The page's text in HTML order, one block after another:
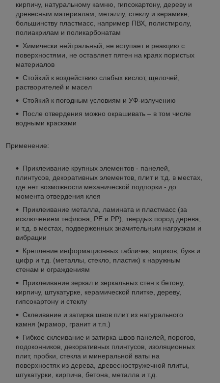
кирпичу, натуральному камню, гипсокартону, дереву и
древесным материалам, металлу, стеклу и керамике,
большинству пластмасс, например ПВХ, полистиролу,
полиакрилам и поликарбонатам
Химически нейтральный, не вступает в реакцию с
поверхностями, не оставляет пятен на краях пористых
материалов
Стойкий к воздействию слабых кислот, щелочей,
растворителей и масел
Стойкий к погодным условиям и УФ-излучению
После отвердения можно окрашивать – в том числе
водными красками
Применение:
Приклеивание крупных элементов - панелей,
плинтусов, декоративных элементов, плит и т.д. в местах,
где нет возможности механической подпорки - до
момента отвердения клея
Приклеивание металла, ламината и пластмасс (за
исключением тефлона, PE и PP), твердых пород дерева,
и т.д. в местах, подверженных значительным нагрузкам и
вибрации
Крепление информационных табличек, ящиков, букв и
цифр и т.д. (металлы, стекло, пластик) к наружным
стенам и ограждениям
Приклеивание зеркал и зеркальных стен к бетону,
кирпичу, штукатурке, керамической плитке, дереву,
гипсокартону и стеклу
Склеивание и затирка швов плит из натурального
камня (мрамор, гранит и т.п.)
Гибкое склеивание и затирка швов панелей, порогов,
подоконников, декоративных плинтусов, изоляционных
плит, пробки, стекла и минеральной ваты на
поверхностях из дерева, древесностружечной плиты,
штукатурки, кирпича, бетона, металла и т.д.